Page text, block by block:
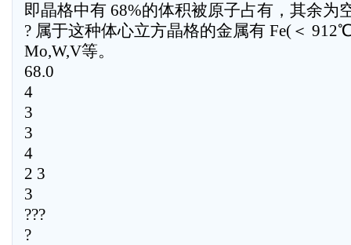
即晶格中有 68%的体积被原子占有，其余为
? 属于这种体心立方晶格的金属有 Fe(＜
Mo,W,V等。
68.0
4
3
3
4
2 3
3
???
?